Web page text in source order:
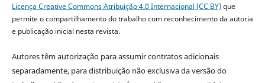
Licença Creative Commons Atribuição 4.0 Internacional (CC BY)que
permite o compartilhamento do trabalho com reconhecimento da autoria
e publicação inicial nesta revista.
Autores têm autorização para assumir contratos adicionais
separadamente, para distribuição não exclusiva da versão do